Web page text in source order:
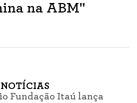
na ABM"
NOTÍCIAS
Fundação Itaú lança